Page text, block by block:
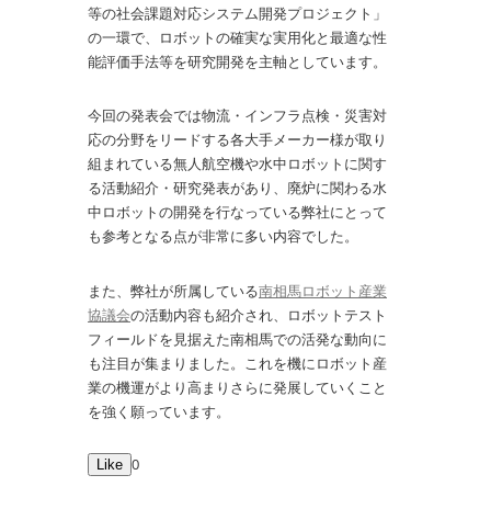
等の社会課題対応システム開発プロジェクト」
の一環で、ロボットの確実な実用化と最適な性
能評価手法等を研究開発を主軸としています。
今回の発表会では物流・インフラ点検・災害対
応の分野をリードする各大手メーカー様が取り
組まれている無人航空機や水中ロボットに関す
る活動紹介・研究発表があり、廃炉に関わる水
中ロボットの開発を行なっている弊社にとって
も参考となる点が非常に多い内容でした。
また、弊社が所属している南相馬ロボット産業
協議会の活動内容も紹介され、ロボットテスト
フィールドを見据えた南相馬での活発な動向に
も注目が集まりました。これを機にロボット産
業の機運がより高まりさらに発展していくこと
を強く願っています。
Like 0